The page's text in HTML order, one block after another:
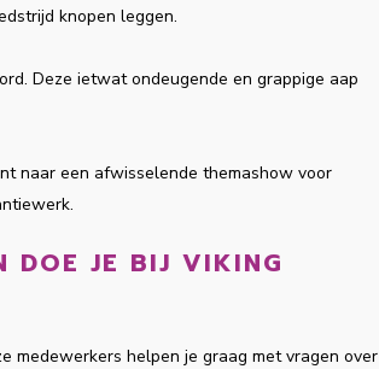
knopen leggen.
Deze ietwat ondeugende en grappige aap
naar een afwisselende themashow voor
DOE JE BIJ VIKING
medewerkers helpen je graag met vragen over